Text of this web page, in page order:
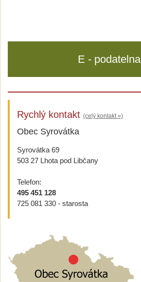
E - podatelna
Rychlý kontakt (celý kontakt »)
Obec Syrovátka
Syrovátka 69
503 27 Lhota pod Libčany
Telefon:
495 451 128
725 081 330 - starosta